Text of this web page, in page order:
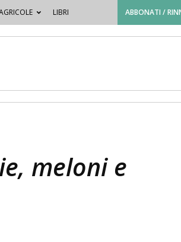
LIBRI ABBONATI /
meloni e